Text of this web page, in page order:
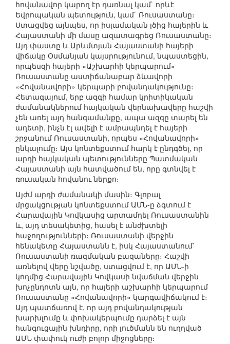
հովանավոր կարող էր դառնալ կամ` որևէ
Եվրոպական պետություն, կամ` Ռուսաստանը։
Ստացվեց այնպես, որ իսլամական լծից հայերին և
Հայաստանի մի մասը ազատագրեց Ռուսաստանը։
Այդ փաստը և Արևմտյան Հայաստանի հայերի
վիճակը Օսմանյան կայսրությունում, նպաստեցին,
որպեսզի հայերի «Աշխարհի կերպարում»
Ռուսաստանը աստիճանաբար ձևավորի
«Հովանավորի» կերպարի բովանդակությունը։
Հետագայում, երբ ազգի համար կրիտիկական
ժամանակներում հայկական վերնախավերը հաշվի
չեն առել այդ հանգամանքը, ապա ազգը տարել են
աղետի, ինչն էլ ավելի է ամրապնդել է հայերի
շրջանում Ռուսաստանի, որպես «Հովանավորի»
ընկալումը։ Այս կոնտեքստում հարկ է ընդգծել, որ
արդի հայկական պետությունները Պատմական
Հայաստանի այն հատվածում են, որը գտնվել է
ռուսական հովանու ներքո։
Այժմ արդի ժամանակի մասին։ Գլոբալ
մրցակցության կոնտեքստում ԱՄՆ-ը ձգտում է
Հարավային Կովկասից արտամղել Ռուսաստանին
և, այդ տեսակետից, հասել է անժխտելի
հաջողությունների։ Ռուսաստանի վերջին
հենակետը Հայաստանն է, իսկ Հայաստանում՝
Ռուսաստանի ռազմական բազաները։ Հաշվի
առնելով վերը նշվածը, ստացվում է, որ ԱՄՆ-ի
կողմից Հարավային Կովկասի նվաճման վերջին
խոչընդոտն այն, որ հայերի աշխարհի կերպարում
Ռուսաստանը «Հովանավորի» կարգավիճակում է։
Այդ պատճառով է, որ այդ բովանդակության
խարխլումը և փոխակերպումը դարձել է այն
հանգուցային խնդիրը, որի լուծմանն են ուղղված
ԱՄՆ փափուկ ուժի բոլոր միջոցները։